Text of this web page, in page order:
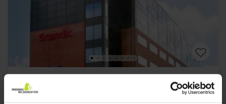
Minisemester i Esbjerg på västra Jylland
Scandic Olympic